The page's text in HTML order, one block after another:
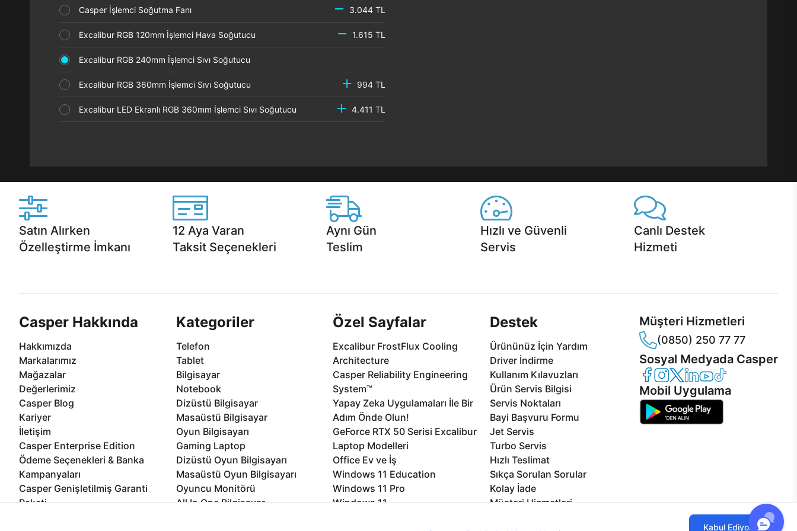
Casper İşlemci Soğutma Fanı 3.044 TL
Excalibur RGB 120mm İşlemci Hava Soğutucu 1.615 TL
Excalibur RGB 240mm İşlemci Sıvı Soğutucu
Excalibur RGB 360mm İşlemci Sıvı Soğutucu 994 TL
Excalibur LED Ekranlı RGB 360mm İşlemci Sıvı Soğutucu 4.411 TL
Satın Alırken
Özelleştirme İmkanı
12 Aya Varan
Taksit Seçenekleri
Aynı Gün
Teslim
Hızlı ve Güvenli
Servis
Canlı Destek
Hizmeti
Casper Hakkında
Hakkımızda
Markalarımız
Mağazalar
Değerlerimiz
Casper Blog
Kariyer
İletişim
Casper Enterprise Edition
Ödeme Seçenekleri & Banka
Kampanyaları
Casper Genişletilmiş Garanti
Paketi
Kategoriler
Telefon
Tablet
Bilgisayar
Notebook
Dizüstü Bilgisayar
Masaüstü Bilgisayar
Oyun Bilgisayarı
Gaming Laptop
Dizüstü Oyun Bilgisayarı
Masaüstü Oyun Bilgisayarı
Oyuncu Monitörü
All In One Bilgisayar
Özel Sayfalar
Excalibur FrostFlux Cooling
Architecture
Casper Reliability Engineering
System™
Yapay Zeka Uygulamaları İle Bir
Adım Önde Olun!
GeForce RTX 50 Serisi Excalibur
Laptop Modelleri
Office Ev ve İş
Windows 11 Education
Windows 11 Pro
Windows 11
Destek
Ürününüz İçin Yardım
Driver İndirme
Kullanım Kılavuzları
Ürün Servis Bilgisi
Servis Noktaları
Bayi Başvuru Formu
Jet Servis
Turbo Servis
Hızlı Teslimat
Sıkça Sorulan Sorular
Kolay İade
Müşteri Hizmetleri
Müşteri Hizmetleri
(0850) 250 77 77
Sosyal Medyada Casper
Casper Facebook
Casper Instagram
Casper Twitter
Casper LinkedIn
Casper YouTube
Casper TikTok
Mobil Uygulama
Kabul Ediyorum